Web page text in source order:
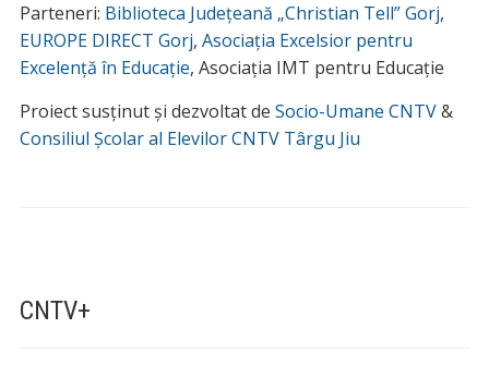
CNTV+
Parteneri: Biblioteca Județeană „Christian Tell” Gorj,
EUROPE DIRECT Gorj, Asociația Excelsior pentru
Excelență în Educație, Asociația IMT pentru Educație
Proiect susținut și dezvoltat de Socio-Umane CNTV&
Consiliul Școlar al Elevilor CNTV Târgu Jiu